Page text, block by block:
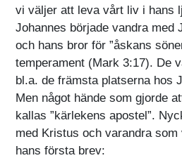
vi väljer att leva vårt liv i hans
Johannes började vandra med
och hans bror för ”åskans
temperament (Mark 3:17). De
bl.a. de främsta platserna hos
Men något hände som gjorde
kallas ”kärlekens apostel”.
med Kristus och varandra
hans första brev: